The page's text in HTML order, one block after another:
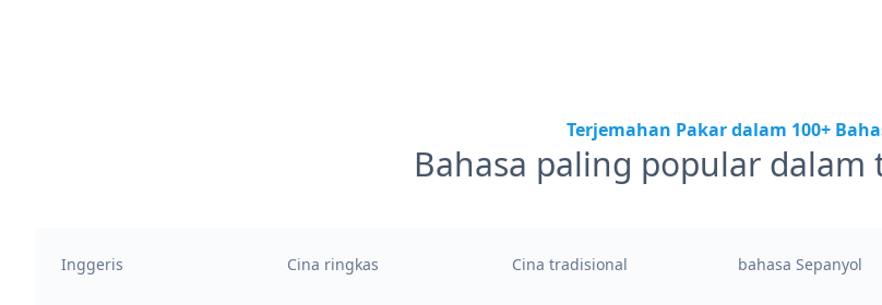
Terjemahan Pakar dalam 100+
Bahasa paling popular dalam
Inggeris Cina ringkas Cina tradisional bahasa Sepanyol